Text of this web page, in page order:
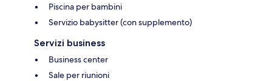
Piscina per bambini
Servizio babysitter (con supplemento)
Servizi business
Business center
Sale per riunioni